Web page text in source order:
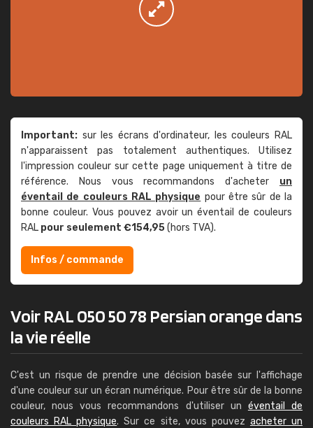
Important: sur les écrans d'ordinateur, les couleurs RAL
n'apparaissent pas totalement authentiques. Utilisez
l'impression couleur sur cette page uniquement à titre de
référence. Nous vous recommandons d'acheter un
éventail de couleurs RAL physique pour être sûr de la
bonne couleur. Vous pouvez avoir un éventail de couleurs
RAL pour seulement €154,95(hors TVA).
Infos / commande
Voir RAL 050 50 78 Persian orange dans
la vie réelle
C'est un risque de prendre une décision basée sur l'affichage
d'une couleur sur un écran numérique. Pour être sûr de la bonne
couleur, nous vous recommandons d'utiliser un éventail de
couleurs RAL physique. Sur ce site, vous pouvez acheter un